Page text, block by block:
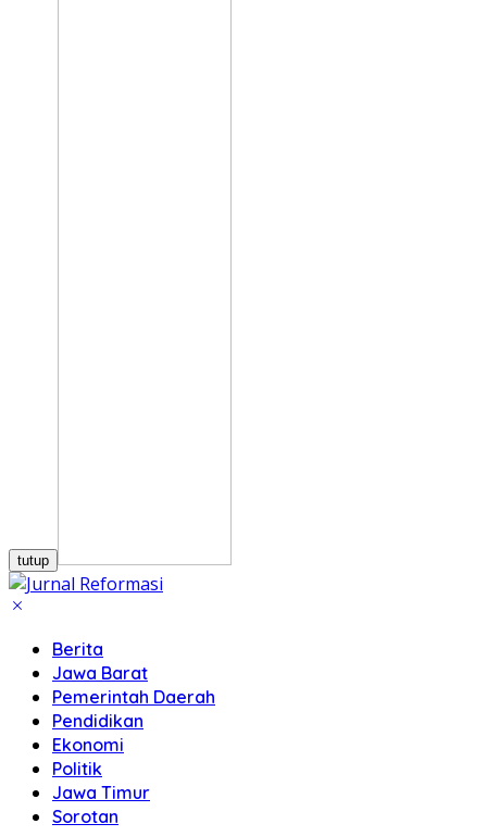
tutup
Berita
Jawa Barat
Pemerintah Daerah
Pendidikan
Ekonomi
Politik
Jawa Timur
Sorotan